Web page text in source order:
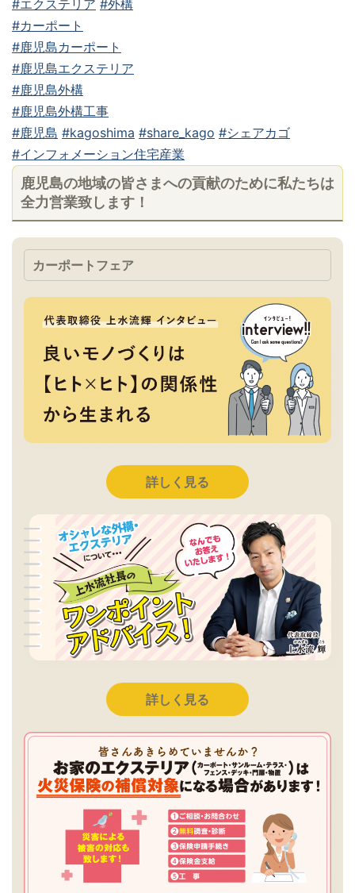
#エクステリア #外構
#カーポート
#鹿児島カーポート
#鹿児島エクステリア
#鹿児島外構
#鹿児島外構工事
#鹿児島 #kagoshima #share_kago #シェアカゴ
#インフォメーション住宅産業
鹿児島の地域の皆さまへの貢献のために私たちは
全力営業致します！
カーポートフェア
詳しく見る
詳しく見る